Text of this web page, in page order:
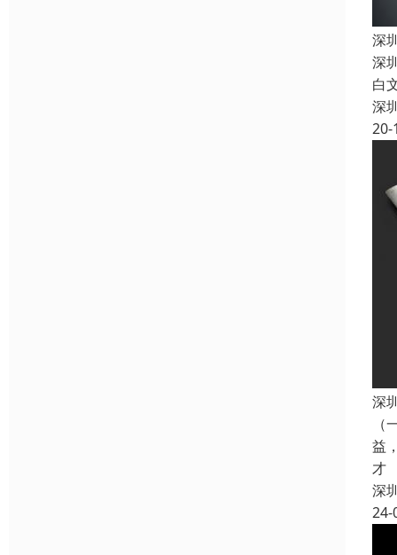
深
深
白
深
20-
深
益
才
深
24-